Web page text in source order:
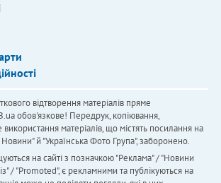
відтворення матеріалів пряме
обов'язкове! Передрук, копіювання,
матеріалів, що містять посилання на
Новини" й "Українська Фото Група", заборонено.
на сайті з позначкою "Реклама" / "Новини
/ "Promoted", є рекламними та публікуються на